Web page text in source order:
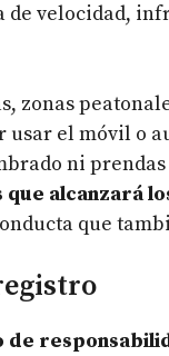
de velocidad,
el móvil o
ni
alcanzará
que